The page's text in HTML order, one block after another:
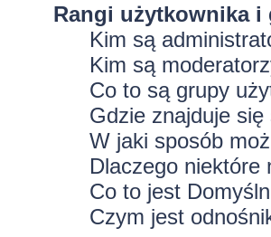
Rangi użytkownika i
Kim są
Kim są
Co to są grupy
Gdzie znajduje
W jaki sposób
Dlaczego niektóre
Co to jest
Czym jest